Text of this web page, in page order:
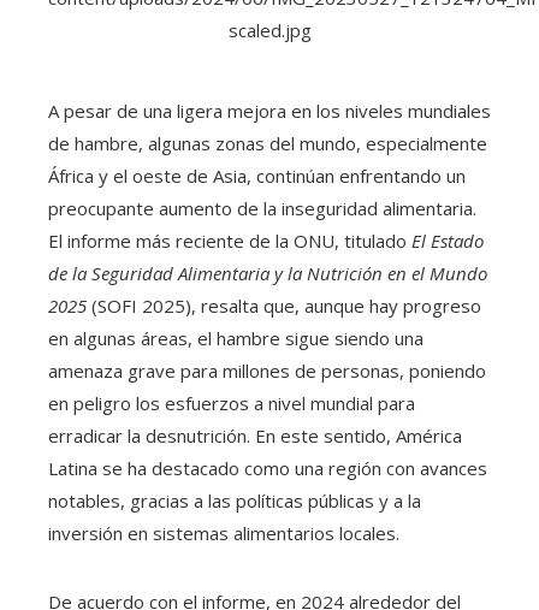
A pesar de una ligera mejora en los niveles mundiales
de hambre, algunas zonas del mundo, especialmente
África y el oeste de Asia, continúan enfrentando un
preocupante aumento de la inseguridad alimentaria.
El informe más reciente de la ONU, titulado El Estado
de la Seguridad Alimentaria y la Nutrición en el Mundo
2025 (SOFI 2025), resalta que, aunque hay progreso
en algunas áreas, el hambre sigue siendo una
amenaza grave para millones de personas, poniendo
en peligro los esfuerzos a nivel mundial para
erradicar la desnutrición. En este sentido, América
Latina se ha destacado como una región con avances
notables, gracias a las políticas públicas y a la
inversión en sistemas alimentarios locales.
De acuerdo con el informe, en 2024 alrededor del